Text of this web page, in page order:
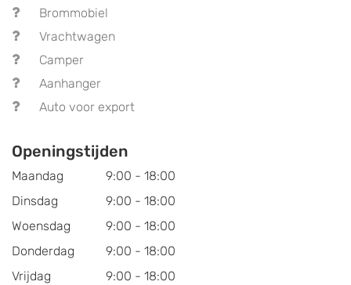
Brommobiel
Vrachtwagen
Camper
Aanhanger
Auto voor export
Openingstijden
Maandag
9:00 - 18:00
Dinsdag
9:00 - 18:00
Woensdag
9:00 - 18:00
Donderdag
9:00 - 18:00
Vrijdag
9:00 - 18:00